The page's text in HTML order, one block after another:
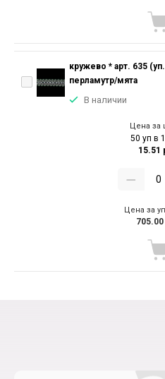
кружево * арт. 635
перламутр/мята
В наличии
Цена за
50 уп в
15.51
Цена за
705.00